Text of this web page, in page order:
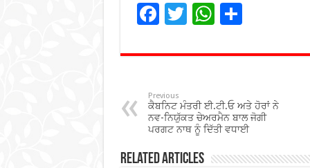
F
e
o
o
k
T
tt
W
at
p
p
S
ar
Previous
ਕੈਬਨਿਟ ਮੰਤਰੀ ਈ.ਟੀ.ਓ ਅਤੇ ਹੋਰਾਂ ਨੇ
ਨਵ-ਨਿਯੁੱਕਤ ਚੇਅਰਮੈਨ ਬਾਲ ਜੋਗੀ
ਪਰਗਟ ਨਾਥ ਨੂੰ ਦਿੱਤੀ ਵਧਾਈ
Related Articles